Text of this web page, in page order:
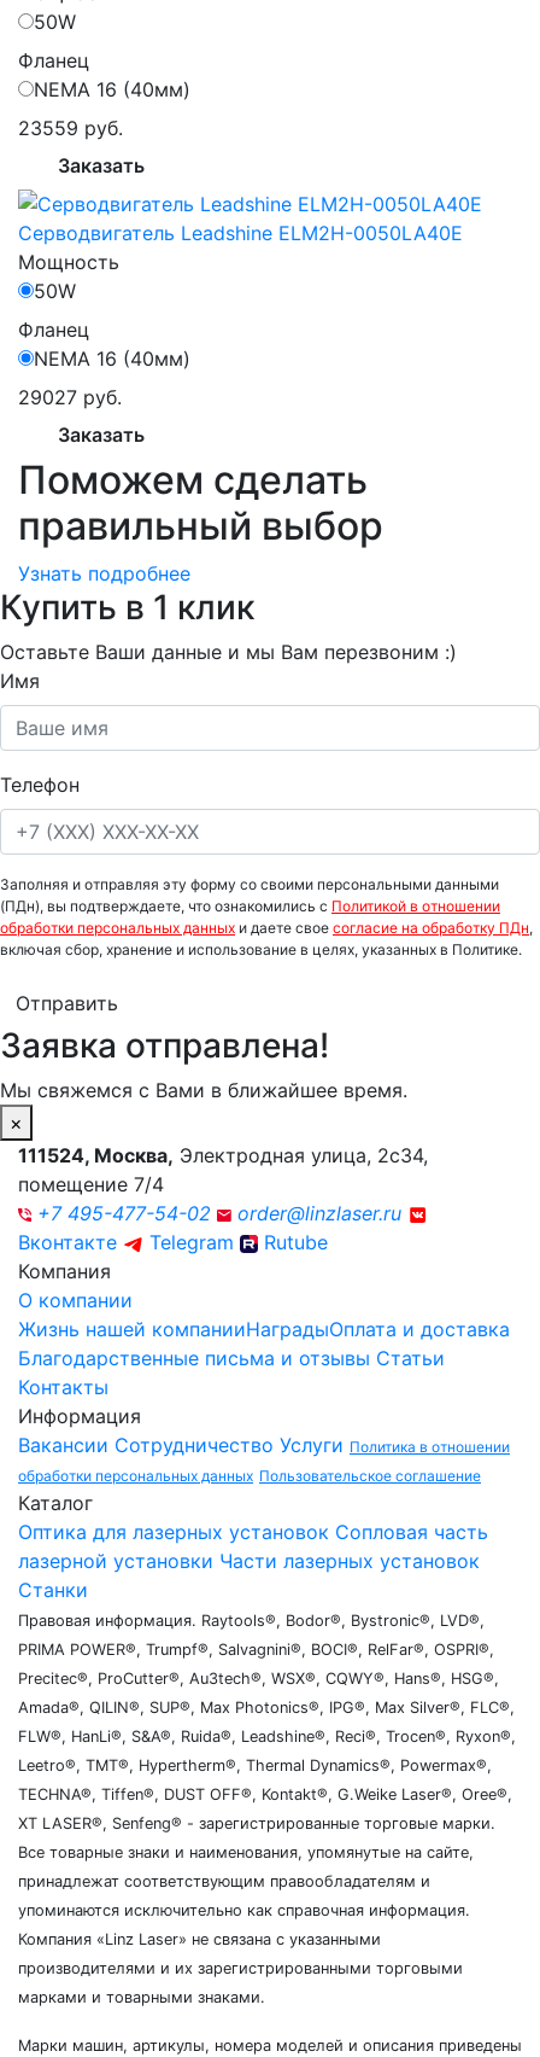
50W
Фланец
NEMA 16 (40мм)
23559 руб.
Заказать
Серводвигатель Leadshine ELM2H-0050LA40E
Мощность
50W
Фланец
NEMA 16 (40мм)
29027 руб.
Заказать
Поможем сделать
правильный выбор
Узнать подробнее
Купить в 1 клик
Оставьте Ваши данные и мы Вам перезвоним :)
Имя
Телефон
Заполняя и отправляя эту форму со своими персональными данными
(ПДн), вы подтверждаете, что ознакомились с Политикой в отношении
обработки персональных данных и даете свое согласие на обработку ПДн,
включая сбор, хранение и использование в целях, указанных в Политике.
Отправить
Заявка отправлена!
Мы свяжемся с Вами в ближайшее время.
×
111524, Москва, Электродная улица, 2с34,
помещение 7/4
+7 495-477-54-02
order@linzlaser.ru
Вконтакте
Telegram
Rutube
Компания
О компании
Жизнь нашей компанииНаградыОплата и доставка
Благодарственные письма и отзывы Статьи
Контакты
Информация
Вакансии Сотрудничество Услуги Политика в отношении
обработки персональных данных Пользовательское соглашение
Каталог
Оптика для лазерных установок Сопловая часть
лазерной установки Части лазерных установок
Станки
Правовая информация. Raytools®, Bodor®, Bystronic®, LVD®,
PRIMA POWER®, Trumpf®, Salvagnini®, BOCI®, RelFar®, OSPRI®,
Precitec®, ProCutter®, Au3tech®, WSX®, CQWY®, Hans®, HSG®,
Amada®, QILIN®, SUP®, Max Photonics®, IPG®, Max Silver®, FLC®,
FLW®, HanLi®, S&A®, Ruida®, Leadshine®, Reci®, Trocen®, Ryxon®,
Leetro®, TMT®, Hypertherm®, Thermal Dynamics®, Powermax®,
TECHNA®, Tiffen®, DUST OFF®, Kontakt®, G.Weike Laser®, Oree®,
XT LASER®, Senfeng® - зарегистрированные торговые марки.
Все товарные знаки и наименования, упомянутые на сайте,
принадлежат соответствующим правообладателям и
упоминаются исключительно как справочная информация.
Компания «Linz Laser» не связана с указанными
производителями и их зарегистрированными торговыми
марками и товарными знаками.
Марки машин, артикулы, номера моделей и описания приведены